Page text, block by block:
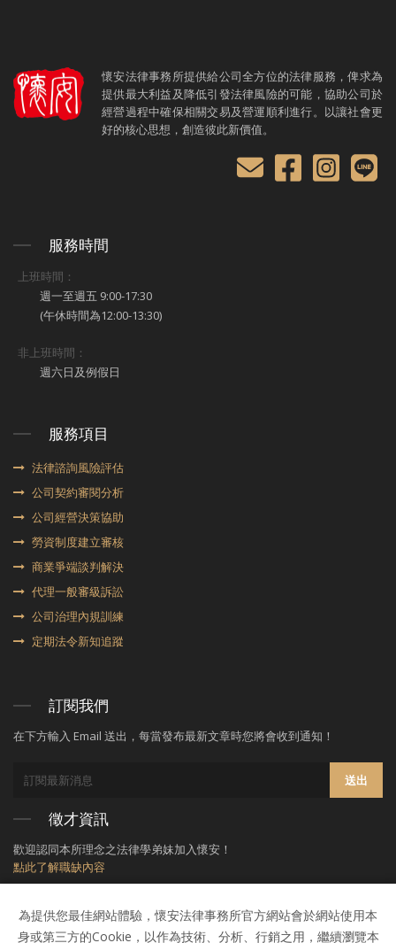
懷安法律事務所提供給公司全方位的法律服務，俾求為
提供最大利益及降低引發法律風險的可能，協助公司於
經營過程中確保相關交易及營運順利進行。以讓社會更
好的核心思想，創造彼此新價值。
服務時間
上班時間：
週一至週五 9:00-17:30
(午休時間為12:00-13:30)
非上班時間：
週六日及例假日
服務項目
法律諮詢風險評估
公司契約審閱分析
公司經營決策協助
勞資制度建立審核
商業爭端談判解決
代理⼀般審級訴訟
公司治理內規訓練
定期法令新知追蹤
訂閱我們
在下方輸入 Email 送出，每當發布最新文章時您將會收到通知！
送出
徵才資訊
歡迎認同本所理念之法律學弟妹加入懷安！
點此了解職缺內容
為提供您最佳網站體驗，懷安法律事務所官方網站會於網站使用本
身或第三方的Cookie，以作為技術、分析、行銷之用，繼續瀏覽本